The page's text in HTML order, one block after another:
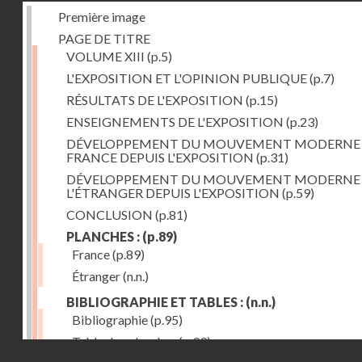
Première image
PAGE DE TITRE
VOLUME XIII (p.5)
L'EXPOSITION ET L'OPINION PUBLIQUE(p.7)
RÉSULTATS DE L'EXPOSITION (p.15)
ENSEIGNEMENTS DE L'EXPOSITION (p.23)
DÉVELOPPEMENT DU MOUVEMENT
FRANCE DEPUIS L'EXPOSITION (p.31)
DÉVELOPPEMENT DU MOUVEMENT
L'ÉTRANGER DEPUIS L'EXPOSITION (p.59)
CONCLUSION (p.81)
PLANCHES : (p.89)
France(p.89)
Étranger(n.n.)
BIBLIOGRAPHIE ET TABLES : (n.n.)
Bibliographie(p.95)
Table des planches(p.99)